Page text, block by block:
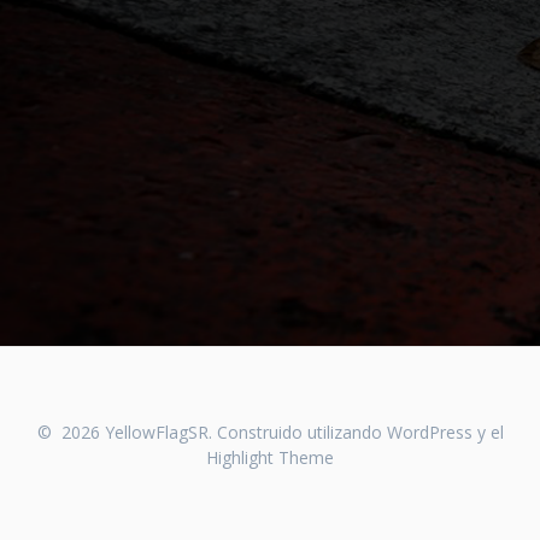
© 2026 YellowFlagSR. Construido utilizando WordPress y el
Highlight Theme